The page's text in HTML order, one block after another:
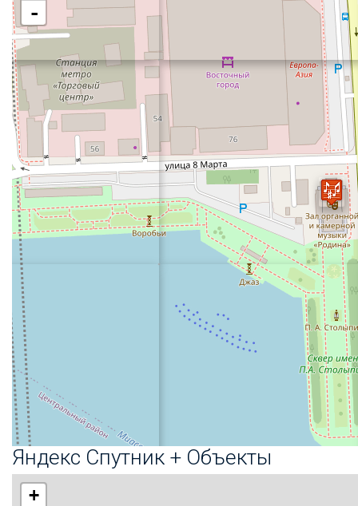
-
Яндекс Спутник + Объекты
+